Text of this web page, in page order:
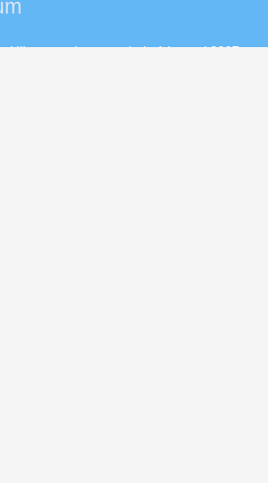
Hilversum bestaat sinds 1 januari 2007.